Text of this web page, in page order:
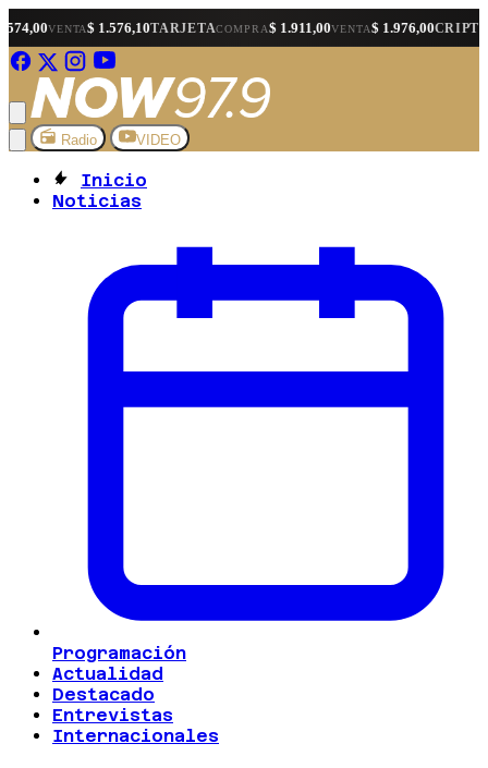
$ 1.576,10TARJETA COMPRA$ 1.911,00VENTA$ 1.976,00CRIPTOCOMPRA$
Radio VIDEO
Inicio
Noticias
Programación
Actualidad
Destacado
Entrevistas
Internacionales